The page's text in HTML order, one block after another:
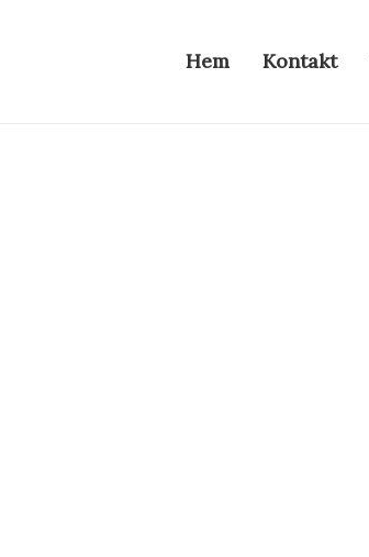
Hem Kontakt